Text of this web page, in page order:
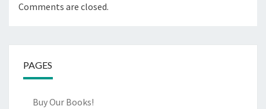
Comments are closed.
PAGES
Buy Our Books!